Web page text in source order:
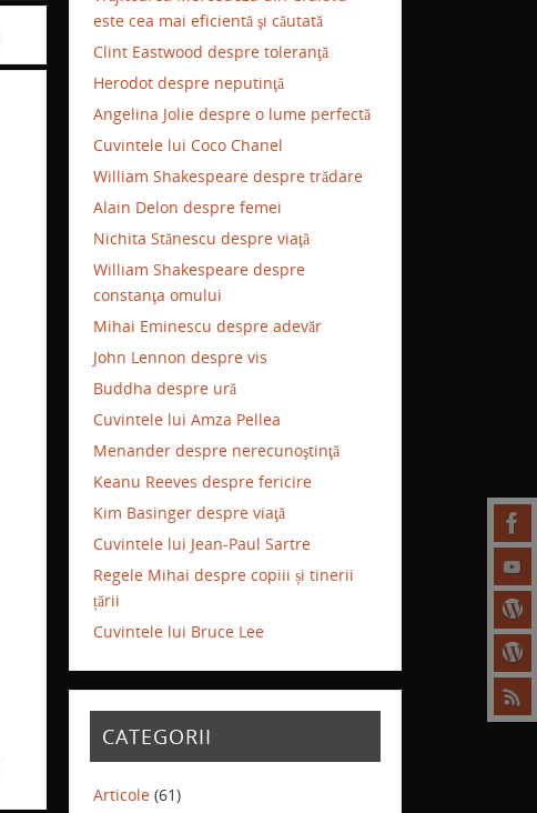
este cea mai eficientă şi căutată
Clint Eastwood despre toleranţă
Herodot despre neputinţă
Angelina Jolie despre o lume perfectă
Cuvintele lui Coco Chanel
William Shakespeare despre trădare
Alain Delon despre femei
Nichita Stănescu despre viaţă
William Shakespeare despre
constanţa omului
Mihai Eminescu despre adevăr
John Lennon despre vis
Buddha despre ură
Cuvintele lui Amza Pellea
Menander despre nerecunoştinţă
Keanu Reeves despre fericire
Kim Basinger despre viaţă
Cuvintele lui Jean-Paul Sartre
Regele Mihai despre copiii și tinerii
țării
Cuvintele lui Bruce Lee
CATEGORII
Articole (61)